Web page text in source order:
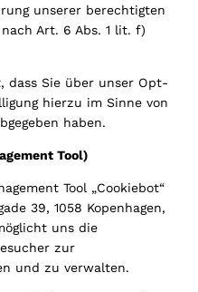
unserer berechtigten
Art. 6 Abs. 1 lit. f)
dass Sie über unser Opt-
hierzu im Sinne von
haben.
Tool)
Tool „Cookiebot“
39, 1058 Kopenhagen,
uns die
zur
und zu verwalten.